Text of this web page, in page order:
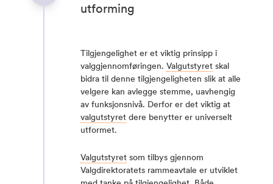
utforming
Tilgjengelighet er et viktig prinsipp i
valggjennomføringen. Valgutstyret skal
bidra til denne tilgjengeligheten slik at alle
velgere kan avlegge stemme, uavhengig
av funksjonsnivå. Derfor er det viktig at
valgutstyret dere benytter er universelt
utformet.
Valgutstyret som tilbys gjennom
Valgdirektoratets rammeavtale er utviklet